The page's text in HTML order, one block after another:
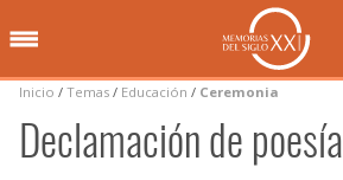
Inicio / Temas / Educación / Ceremonia
Declamación de poesía